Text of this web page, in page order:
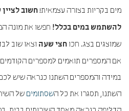
מים בקריות בצורה עצמאית!חשוב
להשתמש במים בכלל! חפשו את מונה
שמוצגים בצג. חכו חצי שעה וצאו שוב
אם המספרים תואמים למספרים
במידה והמספרים השתנו כנראה שיש
השתנו, תסגרו את כל השסתומים של